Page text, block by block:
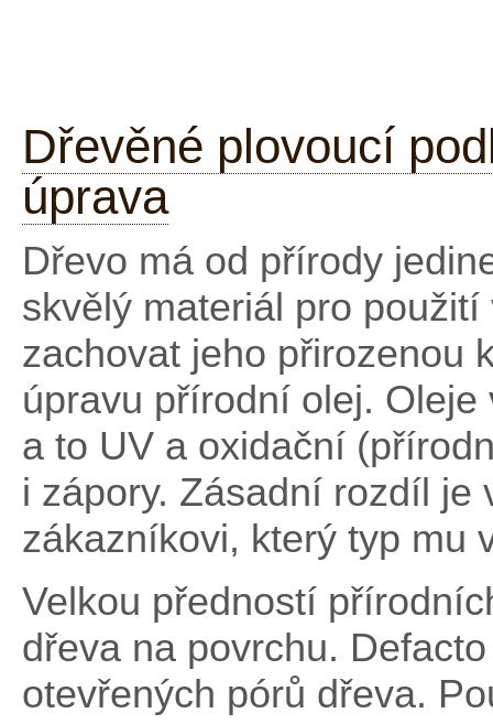
Dřevěné plovoucí
úprava
Dřevo má od přírody
skvělý materiál pro
zachovat jeho přirozenou
úpravu přírodní olej.
a to UV a oxidační
i zápory. Zásadní rozdíl je
zákazníkovi, který typ mu
Velkou předností
dřeva na povrchu.
otevřených pórů dřeva.